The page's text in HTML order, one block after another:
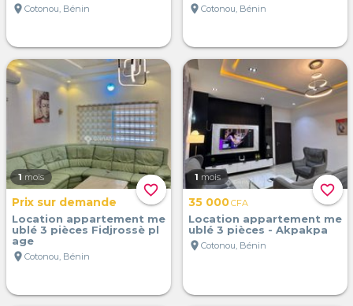
location_on Cotonou, Bénin
location_on Cotonou, Bénin
favorite_border
1 mois
Prix sur demande
Location appartement me
ublé 3 pièces Fidjrossè pl
age
location_on Cotonou, Bénin
favorite_border
1 mois
35 000CFA
Location appartement me
ublé 3 pièces - Akpakpa
location_on Cotonou, Bénin